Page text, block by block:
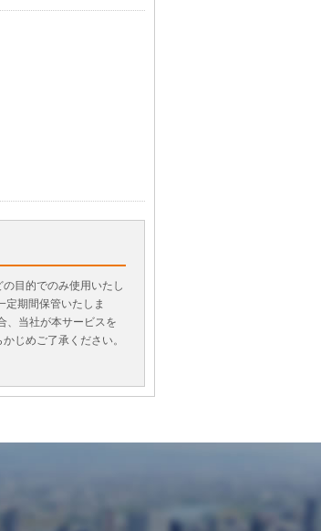
目的でのみ使用いたし
定期間保管いたしま
、当社が本サービスを
じめご了承ください。